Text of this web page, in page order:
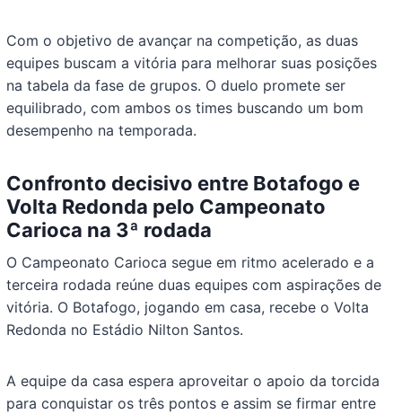
Com o objetivo de avançar na competição, as duas
equipes buscam a vitória para melhorar suas posições
na tabela da fase de grupos. O duelo promete ser
equilibrado, com ambos os times buscando um bom
desempenho na temporada.
Confronto decisivo entre Botafogo e
Volta Redonda pelo Campeonato
Carioca na 3ª rodada
O Campeonato Carioca segue em ritmo acelerado e a
terceira rodada reúne duas equipes com aspirações de
vitória. O Botafogo, jogando em casa, recebe o Volta
Redonda no Estádio Nilton Santos.
A equipe da casa espera aproveitar o apoio da torcida
para conquistar os três pontos e assim se firmar entre